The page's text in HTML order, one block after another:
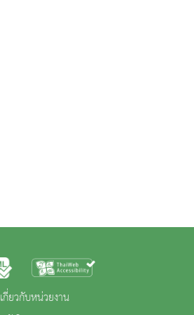
เกี่ยวกับหน่วยงาน